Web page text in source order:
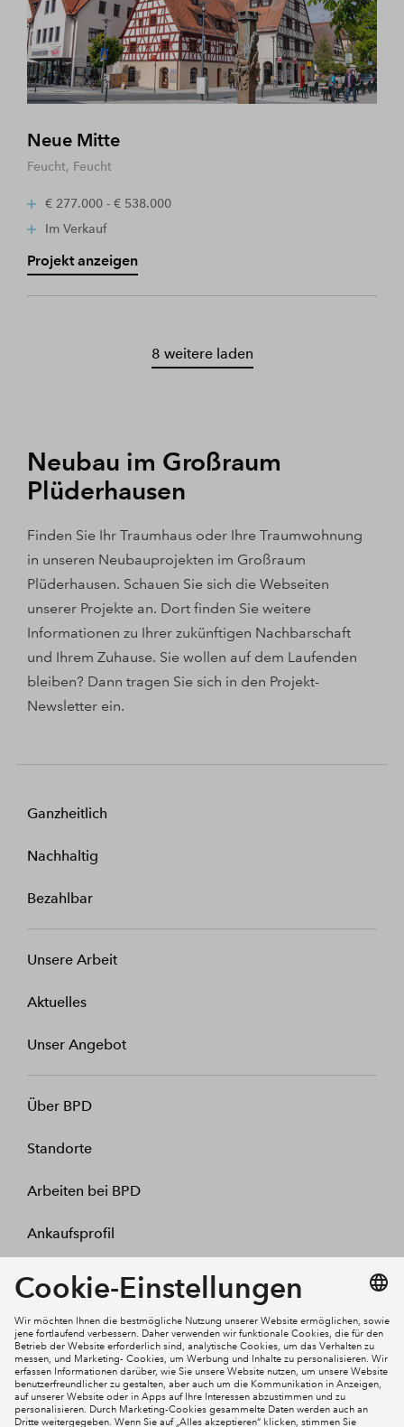
Neue Mitte
Feucht, Feucht
€ 277.000 - € 538.000
Im Verkauf
Projekt anzeigen
8 weitere laden
Neubau im Großraum
Plüderhausen
Finden Sie Ihr Traumhaus oder Ihre Traumwohnung
in unseren Neubauprojekten im Großraum
Plüderhausen. Schauen Sie sich die Webseiten
unserer Projekte an. Dort finden Sie weitere
Informationen zu Ihrer zukünftigen Nachbarschaft
und Ihrem Zuhause. Sie wollen auf dem Laufenden
bleiben? Dann tragen Sie sich in den Projekt-
Newsletter ein.
Ganzheitlich
Nachhaltig
Bezahlbar
Unsere Arbeit
Aktuelles
Unser Angebot
Über BPD
Standorte
Arbeiten bei BPD
Ankaufsprofil
Kontakt
Mein Konto